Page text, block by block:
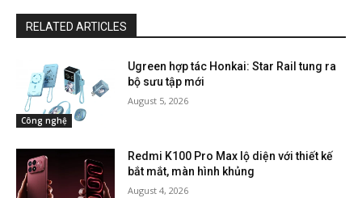
RELATED ARTICLES
Công nghệ
Ugreen hợp tác Honkai: Star Rail tung ra
bộ sưu tập mới
August 5, 2026
Redmi K100 Pro Max lộ diện với thiết kế
bắt mắt, màn hình khủng
August 4, 2026